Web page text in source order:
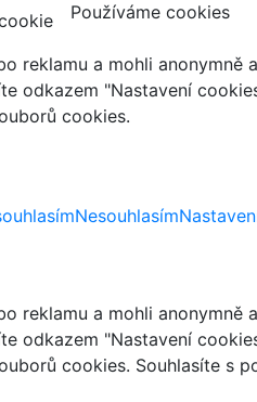
Používáme cookies
reklamu a mohli
odkazem "Nastavení
cookies.
Nesouhlasím
reklamu a mohli
odkazem "Nastavení
cookies. Souhlasíte s